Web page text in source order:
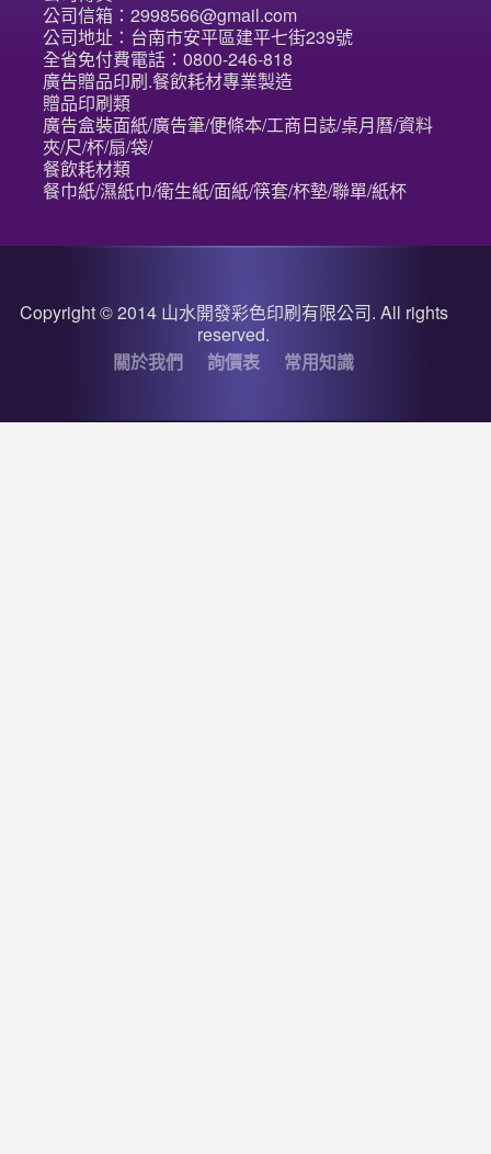
公司信箱：2998566@gmail.com
公司地址：台南市安平區建平七街239號
全省免付費電話：0800-246-818
廣告贈品印刷.餐飲耗材專業製造
贈品印刷類
廣告盒裝面紙/廣告筆/便條本/工商日誌/桌月曆/資料
夾/尺/杯/扇/袋/
餐飲耗材類
餐巾紙/濕紙巾/衛生紙/面紙/筷套/杯墊/聯單/紙杯
Copyright © 2014 山水開發彩色印刷有限公司. All rights
reserved.
關於我們
詢價表 常用知識